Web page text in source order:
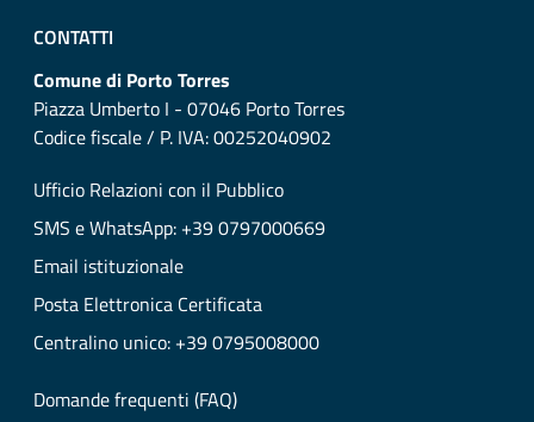
CONTATTI
Comune di Porto Torres
Piazza Umberto I - 07046 Porto Torres
Codice fiscale / P. IVA: 00252040902
Ufficio Relazioni con il Pubblico
SMS e WhatsApp: +39 0797000669
Email istituzionale
Posta Elettronica Certificata
Centralino unico: +39 0795008000
Domande frequenti (FAQ)